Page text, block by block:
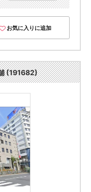
お気に入りに追加
(191682)